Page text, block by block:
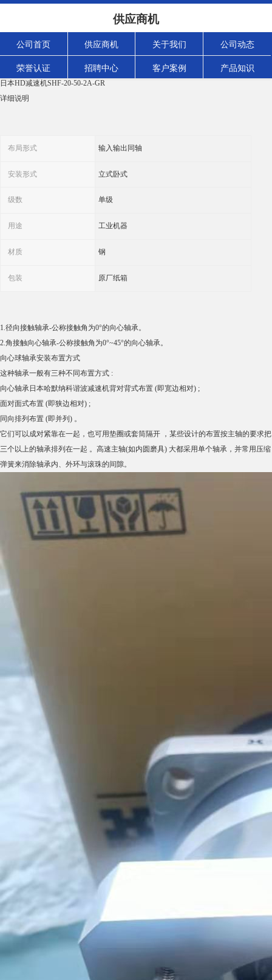
供应商机
公司首页 供应商机 关于我们 公司动态
荣誉认证 招聘中心 客户案例 产品知识
关键词
日本HD减速机SHF-20-50-2A-GR
详细说明
布局形式 输入输出同轴
安装形式 立式卧式
级数 单级
用途 工业机器
材质 钢
包装 原厂纸箱
1.径向接触轴承-公称接触角为0°的向心轴承。
2.角接触向心轴承-公称接触角为0°~45°的向心轴承。
向心球轴承安装布置方式
这种轴承一般有三种不同布置方式 :
向心轴承日本哈默纳科谐波减速机背对背式布置 (即宽边相对) ;
面对面式布置 (即狭边相对) ;
同向排列布置 (即并列) 。
它们可以成对紧靠在一起，也可用垫圈或套筒隔开 ，某些设计的布置按主轴的要求把
三个以上的轴承排列在一起 。高速主轴(如内圆磨具) 大都采用单个轴承，并常用压缩
弹簧来消除轴承内、外环与滚珠的间隙。